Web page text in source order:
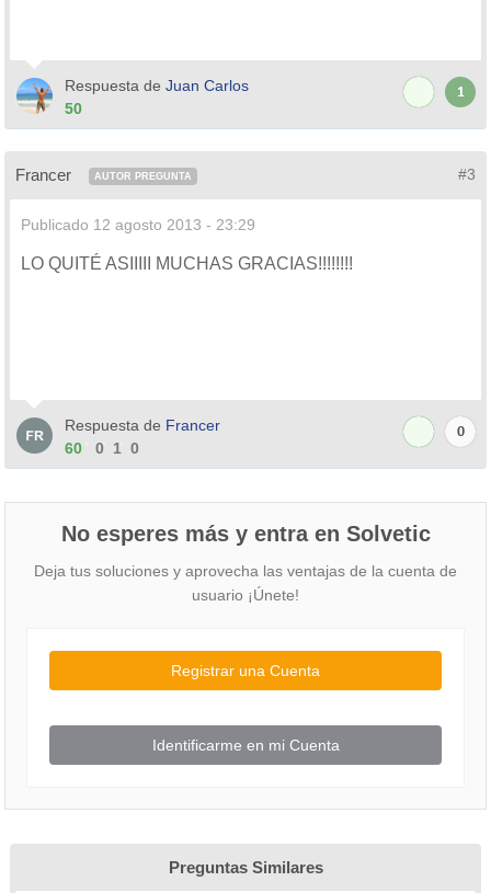
Respuesta de Juan Carlos
50
1
Francer AUTOR PREGUNTA #3
Publicado 12 agosto 2013 - 23:29
LO QUITÉ ASIIIII MUCHAS GRACIAS!!!!!!!!
Respuesta de Francer
60
0 1 0
0
No esperes más y entra en Solvetic
Deja tus soluciones y aprovecha las ventajas de la cuenta de
usuario ¡Únete!
Registrar una Cuenta
Identificarme en mi Cuenta
Preguntas Similares